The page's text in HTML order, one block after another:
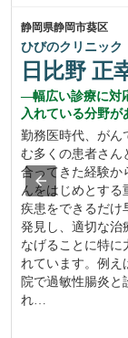
静岡県静岡市葵区
ひびのクリニック
日比野 正
幅広い診療に対
入れている分野が
勤務医時代、がん
む多くの患者さん
合ってきた経験か
んをはじめとする
疾患をできるだけ
発見し、適切な治
なげることに特に
れています。例え
院で過敏性腸炎と
れ…